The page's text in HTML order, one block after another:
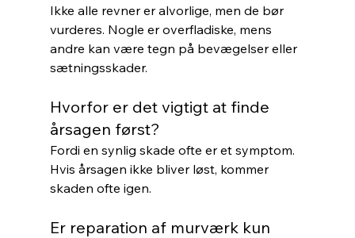
Ikke alle revner er alvorlige, men de bør
vurderes. Nogle er overfladiske, mens
andre kan være tegn på bevægelser eller
sætningsskader.
Hvorfor er det vigtigt at finde
årsagen først?
Fordi en synlig skade ofte er et symptom.
Hvis årsagen ikke bliver løst, kommer
skaden ofte igen.
Er reparation af murværk kun